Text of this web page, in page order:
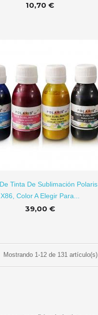
10,70 €
Tinta De Sublimación Polaris
X86, Color A Elegir Para...
39,00 €
Mostrando 1-12 de 131 artículo(s)